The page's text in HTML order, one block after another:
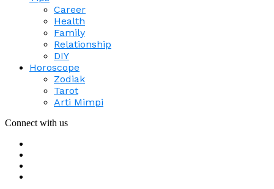
Career
Health
Family
Relationship
DIY
Horoscope
Zodiak
Tarot
Arti Mimpi
Connect with us